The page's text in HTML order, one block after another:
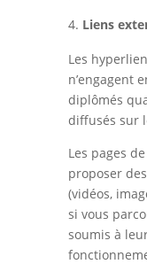
Liens
Les
n’engagent
diplômés
diffusés sur
Les pages
proposer
(vidéos,
si vous
soumis à